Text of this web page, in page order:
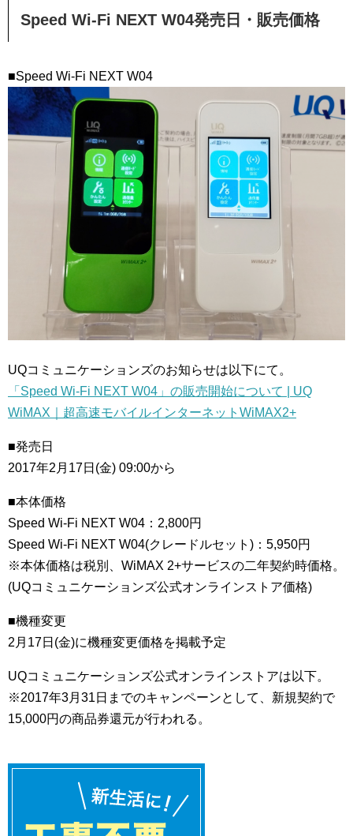
Speed Wi-Fi NEXT W04発売日・販売価格
■Speed Wi-Fi NEXT W04
UQコミュニケーションズのお知らせは以下にて。
「Speed Wi-Fi NEXT W04」の販売開始について | UQ
WiMAX｜超高速モバイルインターネットWiMAX2+
■発売日
2017年2月17日(金) 09:00から
■本体価格
Speed Wi-Fi NEXT W04：2,800円
Speed Wi-Fi NEXT W04(クレードルセット)：5,950円
※本体価格は税別、WiMAX 2+サービスの二年契約時価格。
(UQコミュニケーションズ公式オンラインストア価格)
■機種変更
2月17日(金)に機種変更価格を掲載予定
UQコミュニケーションズ公式オンラインストアは以下。
※2017年3月31日までのキャンペーンとして、新規契約で
15,000円の商品券還元が行われる。